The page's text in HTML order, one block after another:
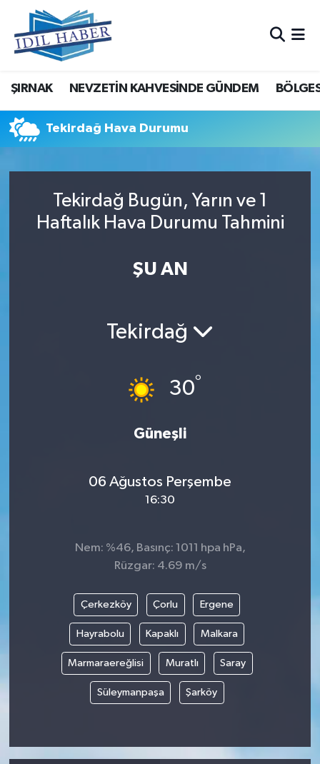
ŞIRNAK NEVZETİN KAHVESİNDE GÜNDEM
Tekirdağ Hava Durumu
Tekirdağ Bugün, Yarın ve 1
Haftalık Hava Durumu Tahmini
ŞU AN
Tekirdağ
30°
Güneşli
06 Ağustos Perşembe
16:30
Nem: %46, Basınç: 1011 hpa hPa,
Rüzgar: 4.69 m/s
Çerkezköy Çorlu Ergene
Hayrabolu Kapaklı Malkara
Marmaraereğlisi Muratlı Saray
Süleymanpaşa Şarköy
Nöbetçi Eczaneler
Hava Durumu
Trafik Durumu
Tüm Manşetler